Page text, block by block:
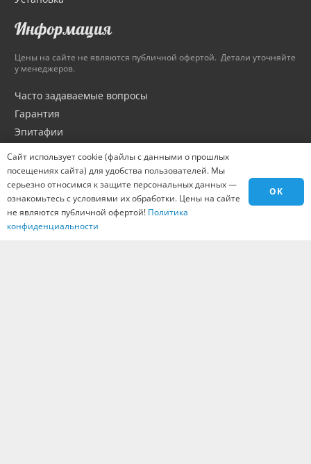
Информация
Цены на сайте не являются публичной офертой. Детали уточняйте
у менеджеров.
Часто задаваемые вопросы
Гарантия
Эпитафии
Оптовикам
Материалы
Города
Контакты
Сайт использует cookie (файлы с данными о прошлых
посещениях сайта) для удобства пользователей. Мы
серьезно относимся к защите персональных данных —
ознакомьтесь с условиями их обработки. Цены на сайте
не являются публичной офертой! Политика
конфиденциальности
OK